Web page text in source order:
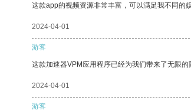
这款app的视频资源非常丰富，可以满足我不同的娱
2024-04-01
游客
这款加速器VPM应用程序已经为我们带来了无限的
2024-04-01
游客